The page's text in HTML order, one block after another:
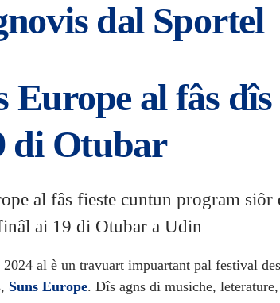
dal Sportel
Europe al fâs
di Otubar
al fâs fieste cuntun program siôr
ai 19 di Otubar a Udin
al è un travuart impuartant pal festival
Suns Europe. Dîs agns di musiche,